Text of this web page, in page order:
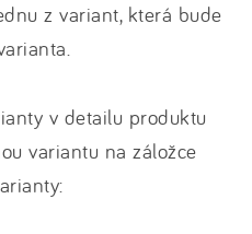
z variant, která bude
v detailu produktu
variantu na záložce